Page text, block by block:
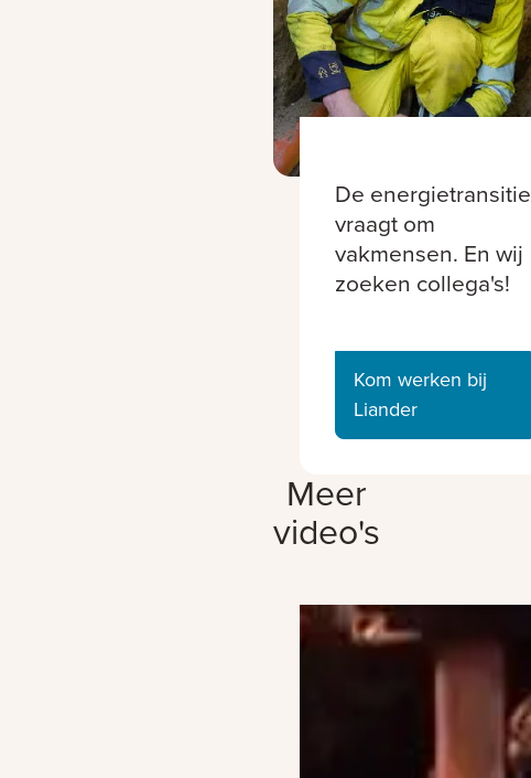
De energietransitie
vraagt om
vakmensen. En wij
zoeken collega's!
Kom werken bij
Liander
Meer
video's